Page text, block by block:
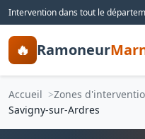
Intervention dans tout le
🔥 Ramoneur
Accueil Zones
Savigny-sur-Ardres